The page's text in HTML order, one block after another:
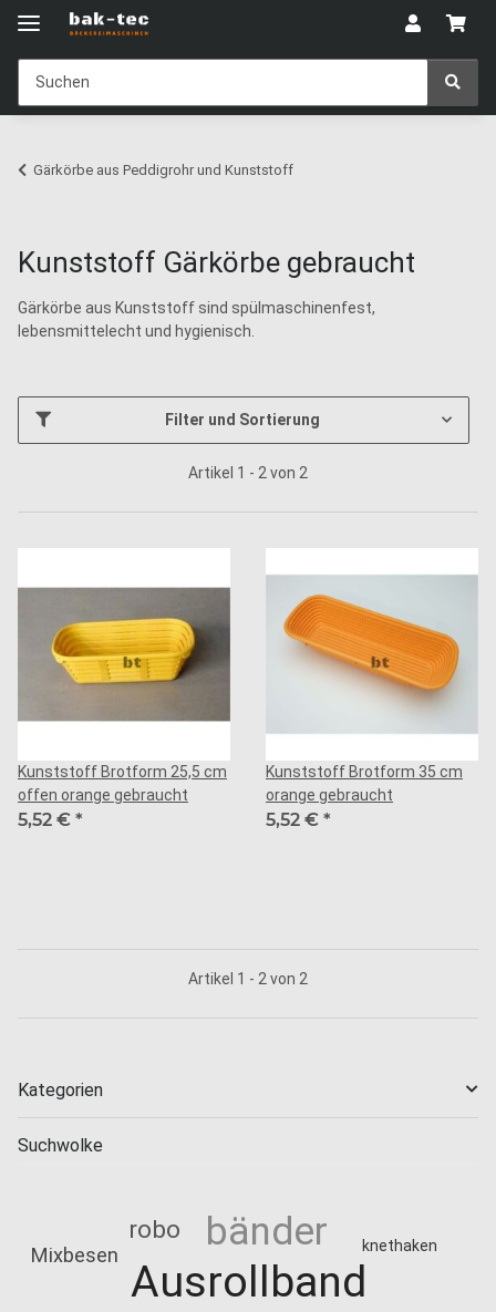
Gärkörbe aus Peddigrohr und Kunststoff
Kunststoff Gärkörbe gebraucht
Gärkörbe aus Kunststoff sind spülmaschinenfest,
lebensmittelecht und hygienisch.
Filter und Sortierung
Artikel 1 - 2 von 2
Kunststoff Brotform 25,5 cm
offen orange gebraucht
5,52 € *
Kunststoff Brotform 35 cm
orange gebraucht
5,52 € *
Artikel 1 - 2 von 2
Kategorien
Suchwolke
Ausrollband
bänder
robo
Mixbesen knethaken